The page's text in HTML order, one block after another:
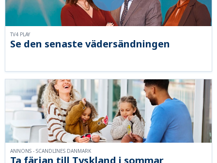
Se den senaste vädersändningen
TV4 PLAY
ANNONS - SCANDLINES DANMARK